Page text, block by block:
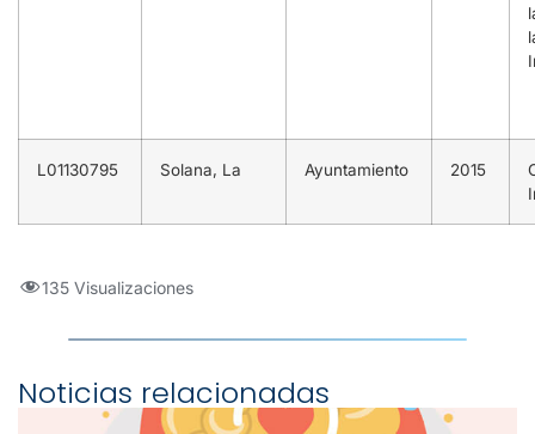
L01130795 Solana, La Ayuntamiento 2015
135 Visualizaciones
Noticias relacionadas